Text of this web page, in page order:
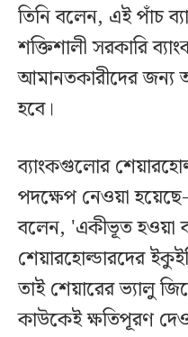
তিনি বলেন, এই পাঁচ
শক্তিশালী সরকারি
আমানতকারীদের জন্য
হবে।
ব্যাংকগুলোর
পদক্ষেপ নেওয়া
বলেন, 'একীভূত হওয়া
শেয়ারহোল্ডারদের
তাই শেয়ারের ভ্যালু
কাউকেই ক্ষতিপূরণ